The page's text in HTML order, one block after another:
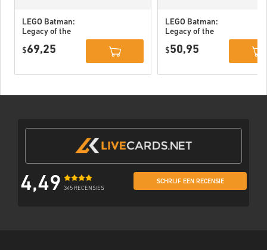
LEGO Batman:
Legacy of the
Deluxe Edition
$69,25
LEGO Batman:
Legacy of the
(STEAM) EU
$50,95
4,49 345 RECENSIES
SCHRIJF EEN RECENSIE